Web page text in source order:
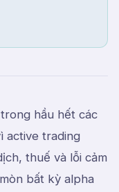
hầu hết các
active trading
thuế và lỗi cảm
bất kỳ alpha